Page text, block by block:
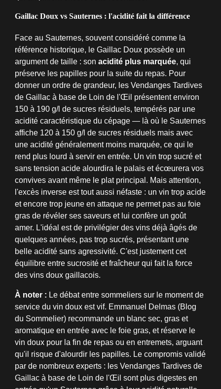
Gaillac Doux vs Sauternes : l'acidité fait la différence
Face au Sauternes, souvent considéré comme la
référence historique, le Gaillac Doux possède un
argument de taille : son acidité plus marquée, qui
préserve les papilles pour la suite du repas. Pour
donner un ordre de grandeur, les Vendanges Tardives
de Gaillac à base de Loin de l'Œil présentent environ
150 à 190 g/l de sucres résiduels, tempérés par une
acidité caractéristique du cépage — là où le Sauternes
affiche 120 à 150 g/l de sucres résiduels mais avec
une acidité généralement moins marquée, ce qui le
rend plus lourd à servir en entrée. Un vin trop sucré et
sans tension acide alourdira le palais et écœurera vos
convives avant même le plat principal. Mais attention,
l'excès inverse est tout aussi néfaste : un vin trop acide
et encore trop jeune en attaque ne permet pas au foie
gras de révéler ses saveurs et lui confère un goût
amer. L'idéal est de privilégier des vins déjà âgés de
quelques années, pas trop sucrés, présentant une
belle acidité sans agressivité. C'est justement cet
équilibre entre sucrosité et fraîcheur qui fait la force
des vins doux gaillacois.
À noter : Le débat entre sommeliers sur le moment de
service du vin doux est vif. Emmanuel Delmas (Blog
du Sommelier) recommande un blanc sec, gras et
aromatique en entrée avec le foie gras, et réserve le
vin doux pour la fin de repas ou en entremets, arguant
qu'il risque d'alourdir les papilles. Le compromis validé
par de nombreux experts : les Vendanges Tardives de
Gaillac à base de Loin de l'Œil sont plus digestes en